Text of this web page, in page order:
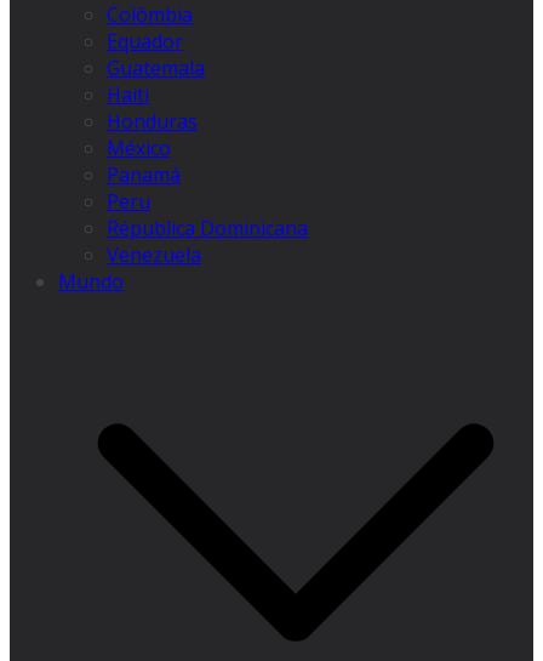
Colômbia
Equador
Guatemala
Haiti
Honduras
México
Panamá
Peru
Républica Dominicana
Venezuela
Mundo